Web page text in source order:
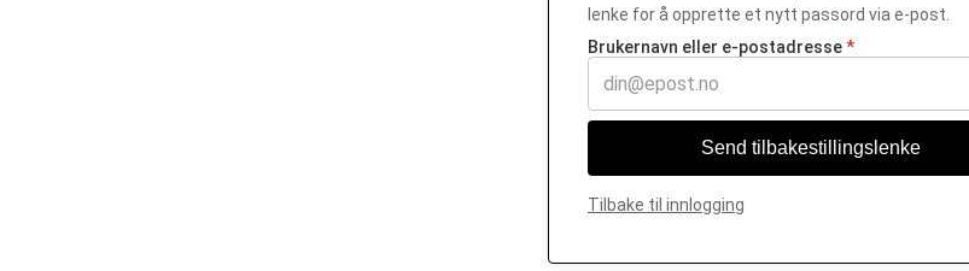
lenke for å opprette et nytt passord via e-post.
Brukernavn eller e-postadresse*
Send tilbakestillingslenke
Tilbake til innlogging